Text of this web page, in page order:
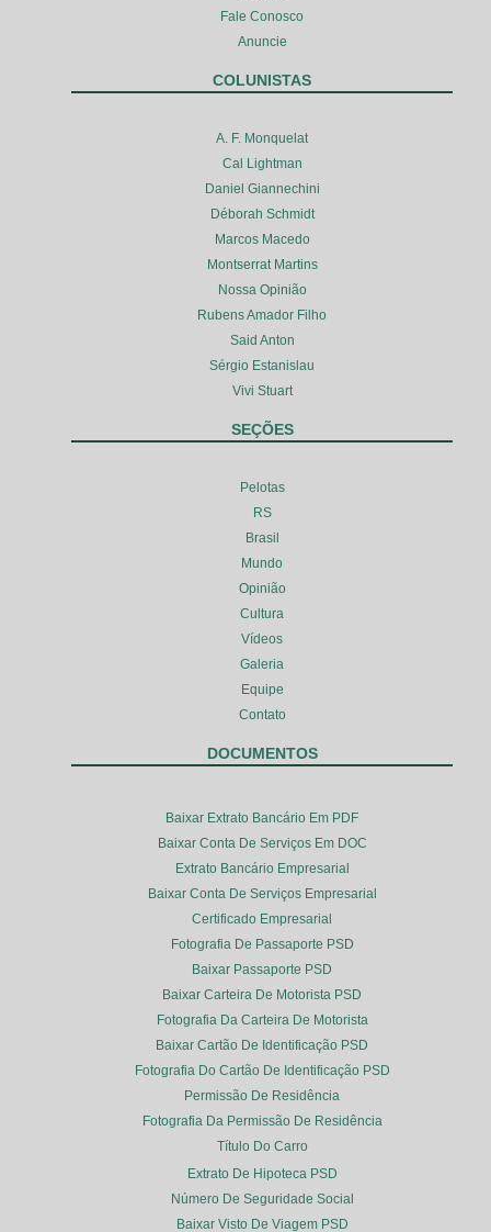
Fale Conosco
Anuncie
COLUNISTAS
A. F. Monquelat
Cal Lightman
Daniel Giannechini
Déborah Schmidt
Marcos Macedo
Montserrat Martins
Nossa Opinião
Rubens Amador Filho
Said Anton
Sérgio Estanislau
Vivi Stuart
SEÇÕES
Pelotas
RS
Brasil
Mundo
Opinião
Cultura
Vídeos
Galeria
Equipe
Contato
DOCUMENTOS
Baixar Extrato Bancário Em PDF
Baixar Conta De Serviços Em DOC
Extrato Bancário Empresarial
Baixar Conta De Serviços Empresarial
Certificado Empresarial
Fotografia De Passaporte PSD
Baixar Passaporte PSD
Baixar Carteira De Motorista PSD
Fotografia Da Carteira De Motorista
Baixar Cartão De Identificação PSD
Fotografia Do Cartão De Identificação PSD
Permissão De Residência
Fotografia Da Permissão De Residência
Título Do Carro
Extrato De Hipoteca PSD
Número De Seguridade Social
Baixar Visto De Viagem PSD